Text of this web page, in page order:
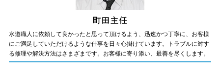
水道職人に依頼して良かったと思って頂けるよう、迅速かつ丁寧に、お客様
にご満足していただけるような仕事を日々心掛けています。トラブルに対す
る修理や解決方法はさまざまです。お客様に寄り添い、最善を尽くします。